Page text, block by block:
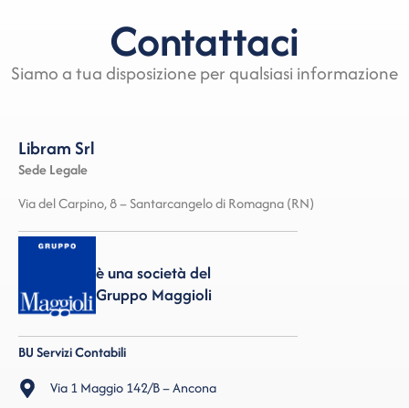
Contattaci
Siamo a tua disposizione per qualsiasi informazione
Libram Srl
Sede Legale
Via del Carpino, 8 – Santarcangelo di Romagna (RN)
è una società del
Gruppo Maggioli
BU Servizi Contabili
Via 1 Maggio 142/B – Ancona